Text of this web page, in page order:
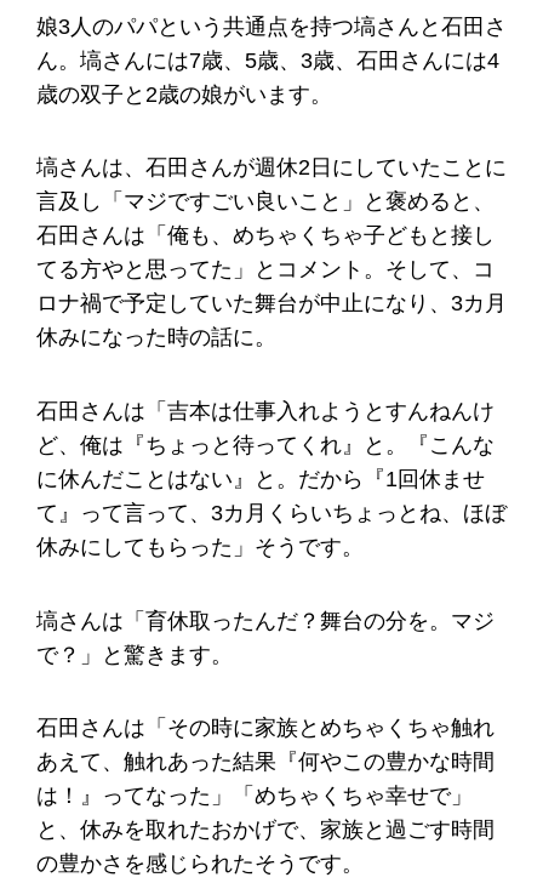
娘3人のパパという共通点を持つ塙さんと石田さ
ん。塙さんには7歳、5歳、3歳、石田さんには4
歳の双子と2歳の娘がいます。
塙さんは、石田さんが週休2日にしていたことに
言及し「マジですごい良いこと」と褒めると、
石田さんは「俺も、めちゃくちゃ子どもと接し
てる方やと思ってた」とコメント。そして、コ
ロナ禍で予定していた舞台が中止になり、3カ月
休みになった時の話に。
石田さんは「吉本は仕事入れようとすんねんけ
ど、俺は『ちょっと待ってくれ』と。『こんな
に休んだことはない』と。だから『1回休ませ
て』って言って、3カ月くらいちょっとね、ほぼ
休みにしてもらった」そうです。
塙さんは「育休取ったんだ？舞台の分を。マジ
で？」と驚きます。
石田さんは「その時に家族とめちゃくちゃ触れ
あえて、触れあった結果『何やこの豊かな時間
は！』ってなった」「めちゃくちゃ幸せで」
と、休みを取れたおかげで、家族と過ごす時間
の豊かさを感じられたそうです。